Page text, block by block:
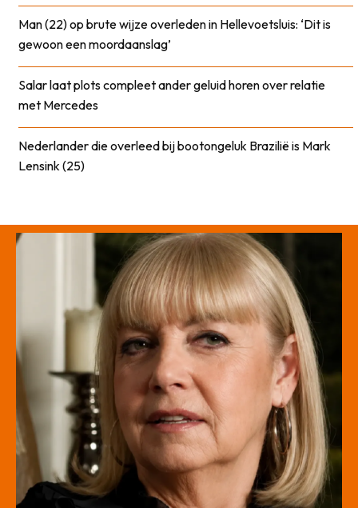
Man (22) op brute wijze overleden in Hellevoetsluis: ‘Dit is
gewoon een moordaanslag’
Salar laat plots compleet ander geluid horen over relatie
met Mercedes
Nederlander die overleed bij bootongeluk Brazilië is Mark
Lensink (25)